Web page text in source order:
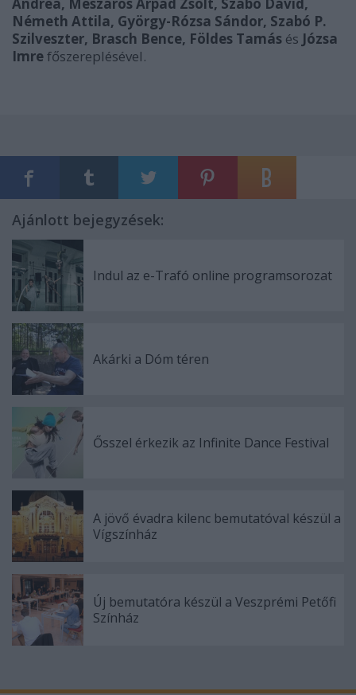
Németh Attila, György-Rózsa Sándor, Szabó P.
Szilveszter, Brasch Bence, Földes Tamás és Józsa
Imrefőszereplésével.
Ajánlott bejegyzések:
Indul az e-Trafó online programsorozat
Akárki a Dóm téren
Ősszel érkezik az Infinite Dance Festival
A jövő évadra kilenc bemutatóval készül a
Vígszínház
Új bemutatóra készül a Veszprémi Petőfi
Színház